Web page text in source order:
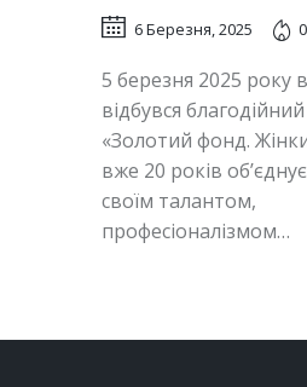
6 Березня, 2025 0
5 березня 2025 року
відбувся
«Золотий фонд.
вже 20 років
своїм талантом,
професіоналізмом…